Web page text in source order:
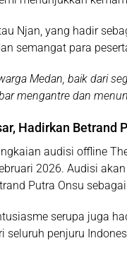
Njan , yang hadir
semangat para
Medan, baik dari
mengantre dan
Hadirkan Betrand
audisi offline
2026. Audisi
Putra Onsu
serupa juga
seluruh penjuru